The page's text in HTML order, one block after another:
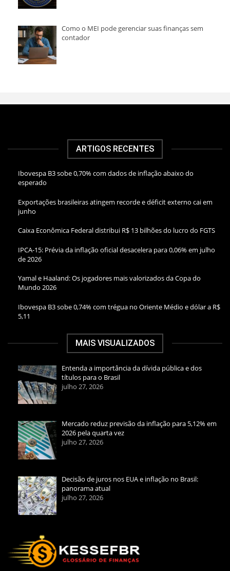
Como o MEI pode gerenciar suas finanças sem
contador
ARTIGOS RECENTES
Ibovespa B3 sobe 0,70% com dados de inflação abaixo do
esperado
Exportações brasileiras atingem recorde e déficit externo cai em
junho
Caixa Econômica Federal distribui R$ 13 bilhões do lucro do FGTS
IPCA-15: Prévia da inflação oficial desacelera para 0,06% em julho
de 2026
Yamal e Haaland: Os jogadores mais valorizados da Copa do
Mundo 2026
Ibovespa B3 sobe 0,74% com trégua no Oriente Médio e dólar a R$
5,11
MAIS VISUALIZADOS
Entenda a importância da dívida pública e dos
títulos para o Brasil
julho 27, 2026
Mercado reduz previsão da inflação para 5,12% em
2026 pela quarta vez
julho 27, 2026
Decisão de juros nos EUA e inflação no Brasil:
panorama atual
julho 27, 2026